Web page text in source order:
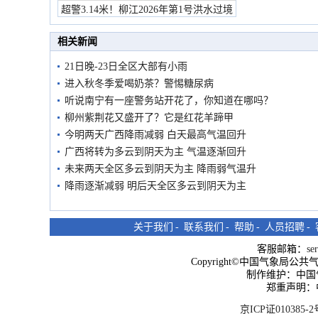
超警3.14米！柳江2026年第1号洪水过境
市民在堤岸见证汛况
相关新闻
21日晚-23日全区大部有小雨
进入秋冬季爱喝奶茶？警惕糖尿病
听说南宁有一座警务站开花了，你知道在哪吗？
柳州紫荆花又盛开了？它是红花羊蹄甲
今明两天广西降雨减弱 白天最高气温回升
广西将转为多云到阴天为主 气温逐渐回升
未来两天全区多云到阴天为主 降雨弱气温升
降雨逐渐减弱 明后天全区多云到阴天为主
关于我们 - 联系我们 - 帮助 - 人员招聘 -
客服邮箱：
Copyright©中国气象局公共
制作维护：中
郑重声明
京ICP证010385-2